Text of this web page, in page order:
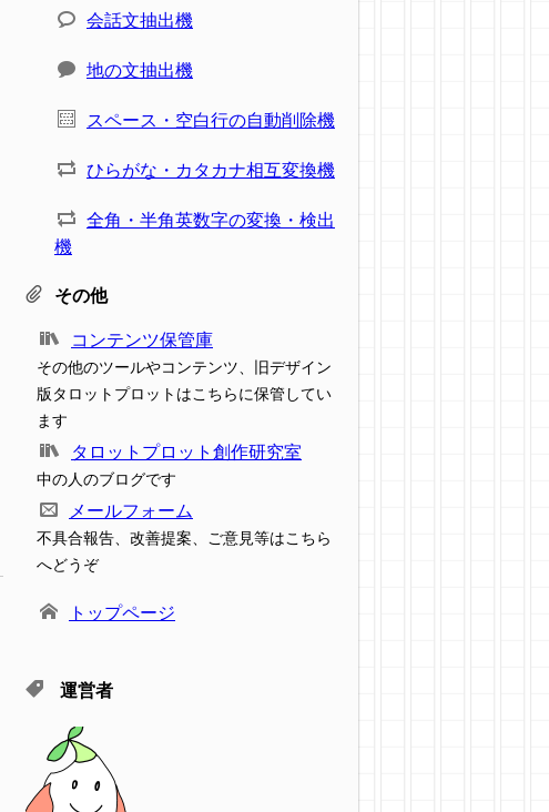
会話文抽出機
地の文抽出機
スペース・空白行の自動削除機
ひらがな・カタカナ相互変換機
全角・半角英数字の変換・検出
機
その他
コンテンツ保管庫
その他のツールやコンテンツ、旧デザイン
版タロットプロットはこちらに保管してい
ます
タロットプロット創作研究室
中の人のブログです
メールフォーム
不具合報告、改善提案、ご意見等はこちら
へどうぞ
トップページ
運営者